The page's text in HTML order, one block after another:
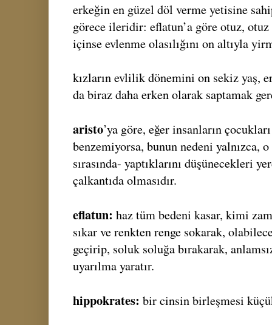
erkeğin en güzel döl verme yetisine
görece ileridir: eflatun’a göre otuz, otuz
içinse evlenme olasılığını on altıyla
kızların evlilik dönemini on sekiz yaş,
da biraz daha erken olarak saptamak
aristo’ya göre, eğer insanların
benzemiyorsa, bunun nedeni yalnızca,
sırasında- yaptıklarını düşünecekleri
çalkantıda olmasıdır.
eflatun: haz tüm bedeni kasar, kimi
sıkar ve renkten renge sokarak,
geçirip, soluk soluğa bırakarak,
uyarılma yaratır.
hippokrates: bir cinsin birleşmesi